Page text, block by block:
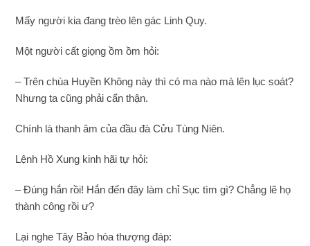
Mấy người kia đang trèo lên gác Linh Quy.
Một người cất giọng ồm ồm hỏi:
– Trên chùa Huyền Không này thì có ma nào mà lên lục soát?
Nhưng ta cũng phải cẩn thận.
Chính là thanh âm của đầu đà Cửu Tùng Niên.
Lệnh Hồ Xung kinh hãi tự hỏi:
– Đúng hắn rồi! Hắn đến đây làm chỉ Sục tìm gì? Chẳng lẽ họ
thành công rồi ư?
Lại nghe Tây Bảo hòa thượng đáp: